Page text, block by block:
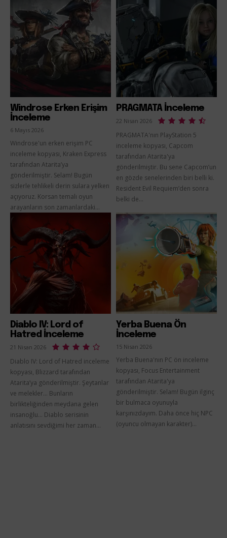
Windrose Erken Erişim
İnceleme
6 Mayıs 2026
Windrose'un erken erişim PC
inceleme kopyası, Kraken Express
tarafından Atarita’ya
gönderilmiştir. Selam! Bugün
sizlerle tehlikeli derin sulara yelken
açıyoruz. Korsan temalı oyun
arayanların son zamanlardaki...
PRAGMATA İnceleme
22 Nisan 2026
PRAGMATA'nın PlayStation 5
inceleme kopyası, Capcom
tarafından Atarita'ya
gönderilmiştir. Bu sene Capcom’un
en gözde senelerinden biri belli ki.
Resident Evil Requiem’den sonra
belki de...
Diablo IV: Lord of
Hatred İnceleme
21 Nisan 2026
Diablo IV: Lord of Hatred inceleme
kopyası, Blizzard tarafından
Atarita’ya gönderilmiştir. Şeytanlar
ve melekler... Bunların
birlikteliğinden meydana gelen
insanoğlu... Diablo serisinin
anlatısını sevdiğimi her zaman...
Yerba Buena Ön
İnceleme
15 Nisan 2026
Yerba Buena'nın PC ön inceleme
kopyası, Focus Entertainment
tarafından Atarita'ya
gönderilmiştir. Selam! Bugün ilginç
bir bulmaca oyunuyla
karşınızdayım. Daha önce hiç NPC
(oyuncu olmayan karakter)...